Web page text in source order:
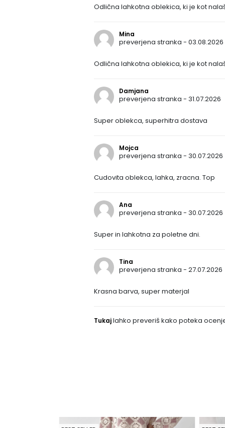
Odlična lahkotna oblekica, ki je kot
Mina
preverjena stranka - 03.08.2026
Odlična lahkotna oblekica, ki je kot
Damjana
preverjena stranka - 31.07.2026
Super oblekca, superhitra dostava
Mojca
preverjena stranka - 30.07.2026
Cudovita oblekca, lahka, zracna. Top
Ana
preverjena stranka - 30.07.2026
Super in lahkotna za poletne dni.
Tina
preverjena stranka - 27.07.2026
Krasna barva, super materjal
Tukajlahko preveriš kako poteka